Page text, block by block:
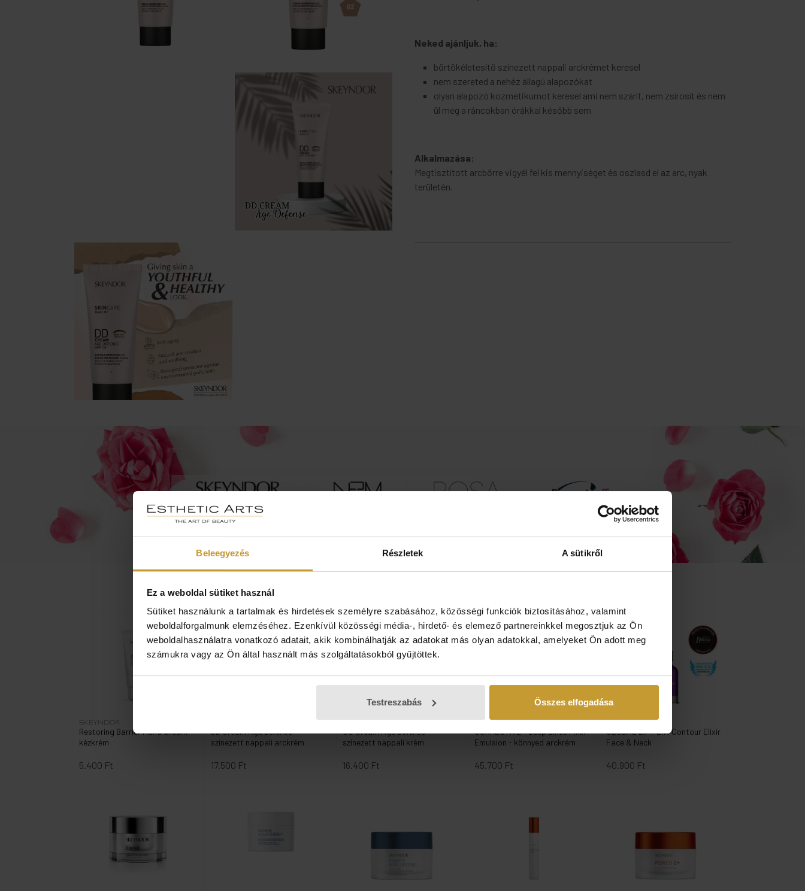
Beleegyezés Részletek A sütikről
Ez a weboldal sütiket használ
Sütiket használunk a tartalmak és hirdetések személyre szabásához, közösségi funkciók biztosításához, valamint
weboldalforgalmunk elemzéséhez. Ezenkívül közösségi média-, hirdető- és elemező partnereinkkel megosztjuk az Ön
weboldalhasználatra vonatkozó adatait, akik kombinálhatják az adatokat más olyan adatokkal, amelyeket Ön adott meg
számukra vagy az Ön által használt más szolgáltatásokból gyűjtöttek.
Testreszabás Összes elfogadása
Neked ajánljuk, ha:
bőrtökéletesítő színezett nappali arckrémet keresel
nem szereted a nehéz állagú alapozókat
olyan alapozó kozmetikumot keresel ami nem szárít, nem zsírosít és nem
ül meg a ráncokban órákkal később sem
Alkalmazása:
Megtisztított arcbőrre vigyél fel kis mennyiséget és oszlasd el az arc, nyak
területén.
Kiemelt termékek
Restoring Barrier Hand Cream -
kézkrém
SKEYNDOR
5.400 Ft
DD Cream Age Defense -
színezett nappali arckrém
17.500 Ft
CC Cream Age Defense -
színezett nappali krém
SKEYNDOR
16.400 Ft
CORRECTIVE - Deep Lines Filler
Emulsion - könnyed arckrém
SKEYNDOR
45.700 Ft
GLOBAL LIFT Lift Contour Elixir
Face & Neck
SKEYNDOR
40.900 Ft